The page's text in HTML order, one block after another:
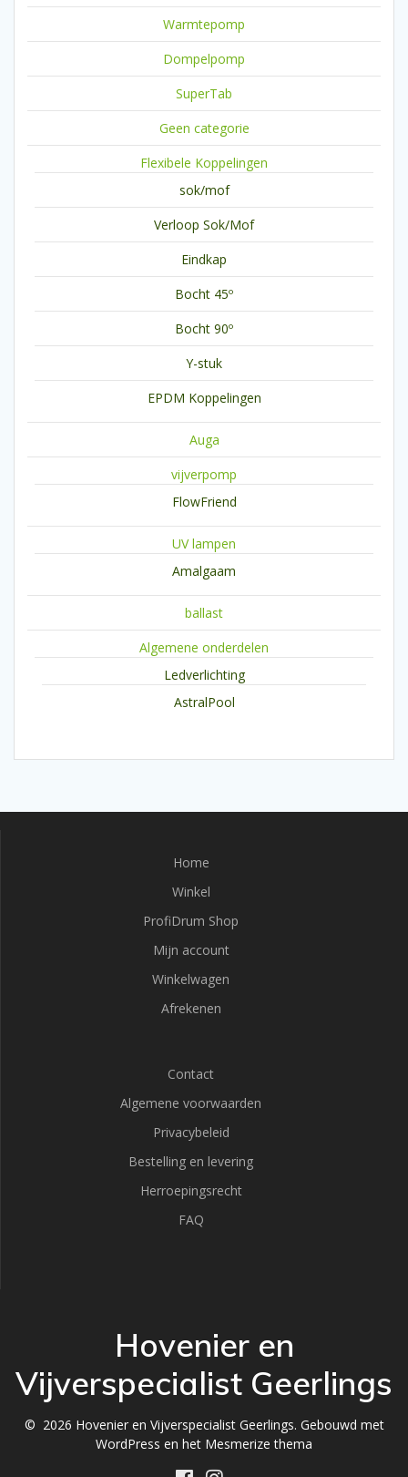
Warmtepomp
Dompelpomp
SuperTab
Geen categorie
Flexibele Koppelingen
sok/mof
Verloop Sok/Mof
Eindkap
Bocht 45º
Bocht 90º
Y-stuk
EPDM Koppelingen
Auga
vijverpomp
FlowFriend
UV lampen
Amalgaam
ballast
Algemene onderdelen
Ledverlichting
AstralPool
Home
Winkel
ProfiDrum Shop
Mijn account
Winkelwagen
Afrekenen
Contact
Algemene voorwaarden
Privacybeleid
Bestelling en levering
Herroepingsrecht
FAQ
Hovenier en
Vijverspecialist Geerlings
© 2026 Hovenier en Vijverspecialist Geerlings. Gebouwd met
WordPress en het Mesmerize thema